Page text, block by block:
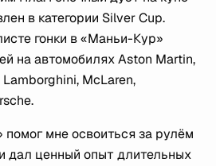
в категории Silver Cup.
гонки в «Маньи-Кур»
на автомобилях Aston Martin,
McLaren,
мне освоиться за рулём
дал ценный опыт длительных